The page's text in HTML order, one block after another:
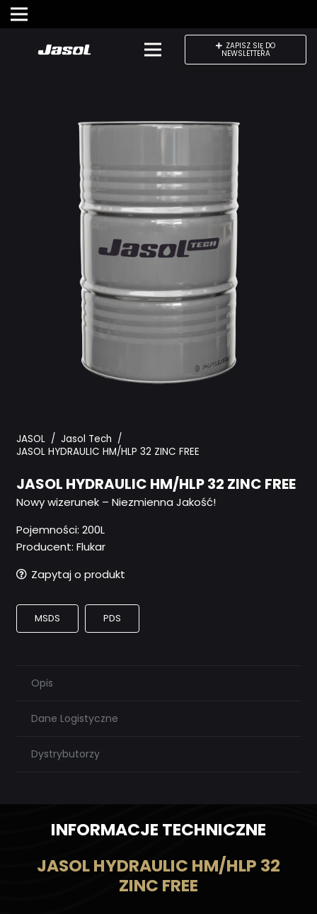
ZAPISZ SIĘ DO
NEWSLETTERA
JASOL / Jasol Tech /
JASOL HYDRAULIC HM/HLP 32 ZINC FREE
JASOL HYDRAULIC HM/HLP 32 ZINC FREE
Nowy wizerunek – Niezmienna Jakość!
Pojemności: 200L
Producent: Flukar
Zapytaj o produkt
MSDS PDS
Opis
Dane Logistyczne
Dystrybutorzy
INFORMACJE TECHNICZNE
JASOL HYDRAULIC HM/HLP 32
ZINC FREE